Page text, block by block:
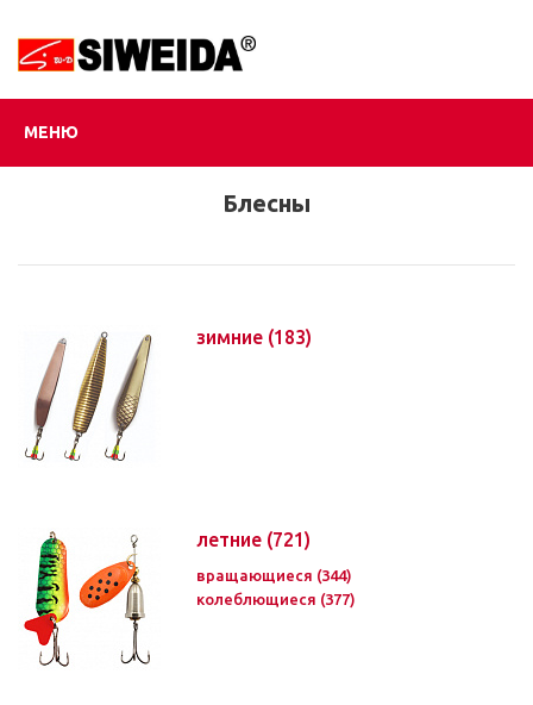
МЕНЮ
Блесны
зимние (183)
летние (721)
вращающиеся (344)
колеблющиеся (377)